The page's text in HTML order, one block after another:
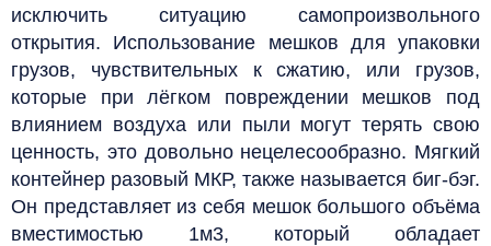
исключить ситуацию самопроизвольного
открытия. Использование мешков для упаковки
грузов, чувствительных к сжатию, или грузов,
которые при лёгком повреждении мешков под
влиянием воздуха или пыли могут терять свою
ценность, это довольно нецелесообразно. Мягкий
контейнер разовый МКР, также называется биг-бэг.
Он представляет из себя мешок большого объёма
вместимостью 1м3, который обладает